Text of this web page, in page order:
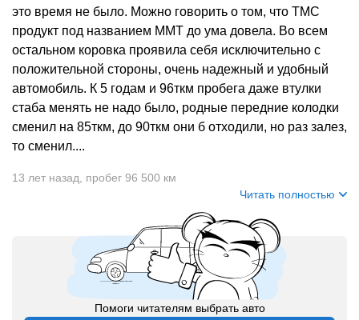
это время не было. Можно говорить о том, что ТМС
продукт под названием ММТ до ума довела. Во всем
остальном коровка проявила себя исключительно с
положительной стороны, очень надежный и удобный
автомобиль. К 5 годам и 96ткм пробега даже втулки
стаба менять не надо было, родные передние колодки
сменил на 85ткм, до 90ткм они б отходили, но раз залез,
то сменил....
13 лет назад
пробег 96 500 км
Читать полностью
Помоги читателям выбрать авто